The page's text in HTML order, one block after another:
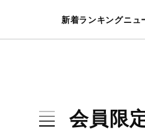
新着ランキングニュ
暮らし スポーツ
会員限